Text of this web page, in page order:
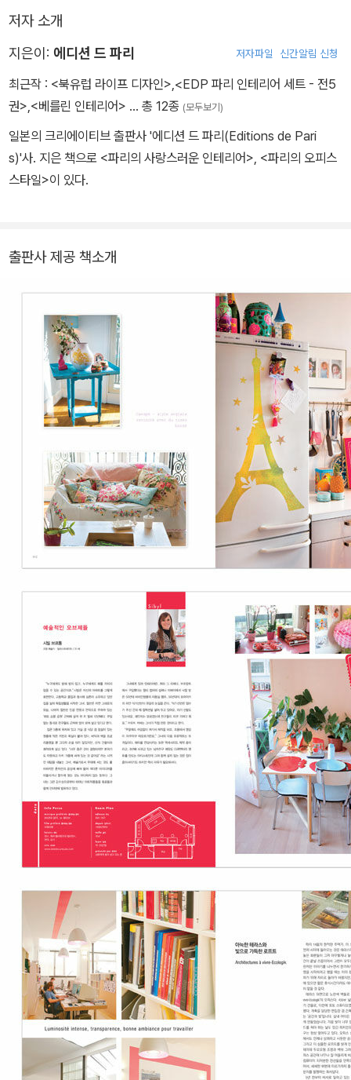
오후의 햇빛이 따스하게 들어오도록 개방형 천장을 달고 컬러풀한 문
P 파리 인테리어 세트>로 평범하고 단조로웠던 내 주변의 공간을 파
리의 스타일로 꾸며보는 것은 어떨까?
저자 소개
지은이: 에디션 드 파리 저자파일 신간알림 신청
최근작 : <북유럽 라이프 디자인>,<EDP 파리 인테리어 세트 - 전5
권>,<베를린 인테리어> … 총 12종 (모두보기)
일본의 크리에이티브 출판사 '에디션 드 파리(Editions de Pari
s)'사. 지은 책으로 <파리의 사랑스러운 인테리어>, <파리의 오피스
스타일>이 있다.
출판사 제공 책소개